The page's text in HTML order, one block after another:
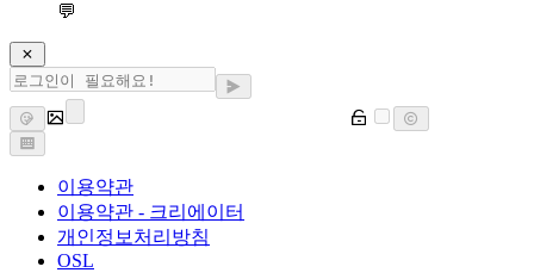
💬
이용약관
이용약관 - 크리에이터
개인정보처리방침
OSL